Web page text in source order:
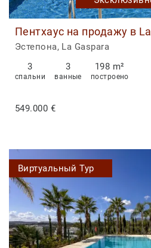
Пентхаус на продажу в
Эстепона, La Gaspara
3
спальни
3
ванные
198 m²
построено
549.000 €
Виртуальный Тур